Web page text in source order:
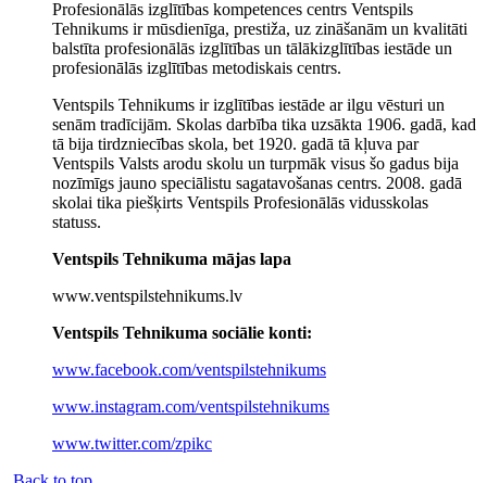
Profesionālās izglītības kompetences centrs Ventspils
Tehnikums ir mūsdienīga, prestiža, uz zināšanām un kvalitāti
balstīta profesionālās izglītības un tālākizglītības iestāde un
profesionālās izglītības metodiskais centrs.
Ventspils Tehnikums ir izglītības iestāde ar ilgu vēsturi un
senām tradīcijām. Skolas darbība tika uzsākta 1906. gadā, kad
tā bija tirdzniecības skola, bet 1920. gadā tā kļuva par
Ventspils Valsts arodu skolu un turpmāk visus šo gadus bija
nozīmīgs jauno speciālistu sagatavošanas centrs. 2008. gadā
skolai tika piešķirts Ventspils Profesionālās vidusskolas
statuss.
Ventspils Tehnikuma mājas lapa
www.ventspilstehnikums.lv
Ventspils Tehnikuma sociālie konti:
www.facebook.com/ventspilstehnikums
www.instagram.com/ventspilstehnikums
www.twitter.com/zpikc